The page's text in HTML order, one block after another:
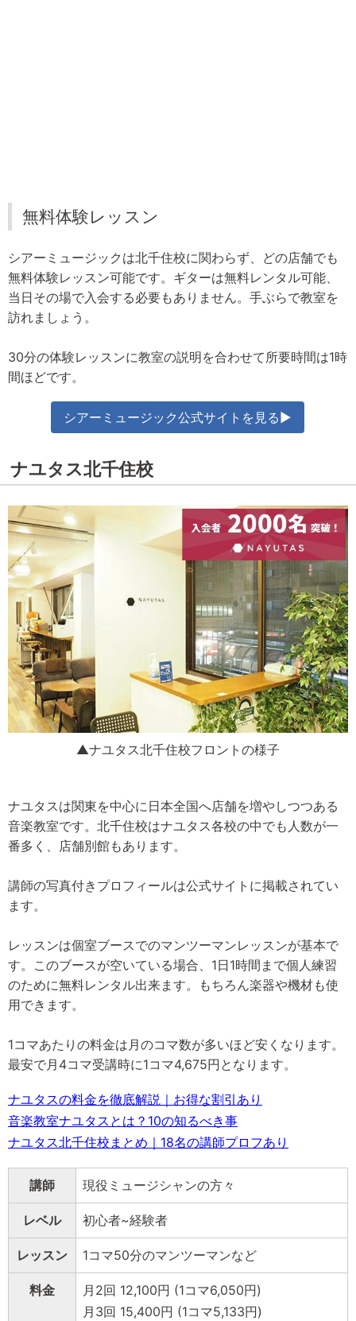
無料体験レッスン
シアーミュージックは北千住校に関わらず、どの店舗でも
無料体験レッスン可能です。ギターは無料レンタル可能、
当日その場で入会する必要もありません。手ぶらで教室を
訪れましょう。
30分の体験レッスンに教室の説明を合わせて所要時間は1時
間ほどです。
シアーミュージック公式サイトを見る▶
ナユタス北千住校
▲ナユタス北千住校フロントの様子
ナユタスは関東を中心に日本全国へ店舗を増やしつつある
音楽教室です。北千住校はナユタス各校の中でも人数が一
番多く、店舗別館もあります。
講師の写真付きプロフィールは公式サイトに掲載されてい
ます。
レッスンは個室ブースでのマンツーマンレッスンが基本で
す。このブースが空いている場合、1日1時間まで個人練習
のために無料レンタル出来ます。もちろん楽器や機材も使
用できます。
1コマあたりの料金は月のコマ数が多いほど安くなります。
最安で月4コマ受講時に1コマ4,675円となります。
ナユタスの料金を徹底解説｜お得な割引あり
音楽教室ナユタスとは？10の知るべき事
ナユタス北千住校まとめ｜18名の講師プロフあり
講師 現役ミュージシャンの方々
レベル 初心者~経験者
レッスン 1コマ50分のマンツーマンなど
料金
月2回 12,100円 (1コマ6,050円)
月3回 15,400円 (1コマ5,133円)